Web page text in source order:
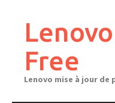
content
Free
Lenovo mise à jour de